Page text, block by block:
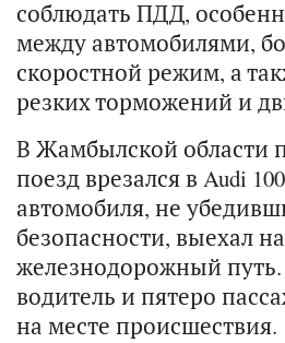
соблюдать ПДД,
между автомобилями,
скоростной режим, а
резких торможений и
В Жамбылской области
поезд врезался в Audi
автомобиля, не
безопасности, выехал на
железнодорожный путь.
водитель и пятеро
на месте происшествия.